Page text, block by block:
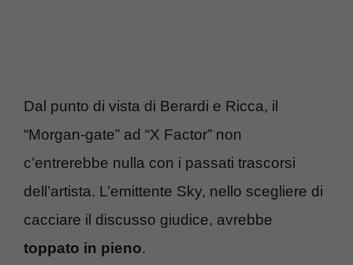
Dal punto di vista di Berardi e Ricca, il
“Morgan-gate” ad “X Factor” non
c’entrerebbe nulla con i passati trascorsi
dell’artista. L’emittente Sky, nello scegliere di
cacciare il discusso giudice, avrebbe
toppato in pieno.